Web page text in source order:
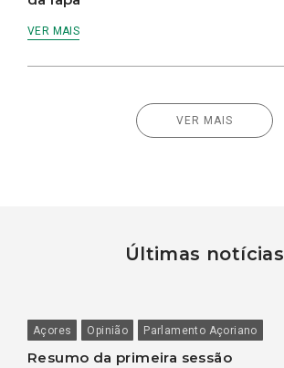
VER MAIS
VER MAIS
Últimas notícias
Açores Opinião Parlamento Açoriano
Resumo da primeira sessão